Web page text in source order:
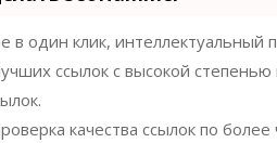
один клик, интеллектуальный
ссылок с высокой степенью
качества ссылок по